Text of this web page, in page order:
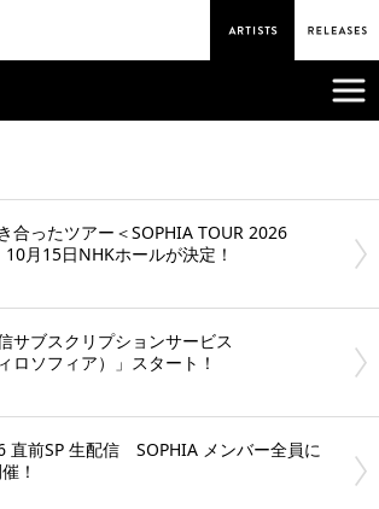
合ったツアー＜SOPHIA TOUR 2026
月15日NHKホールが決定！
サブスクリプションサービス
ロソフィア）」スタート！
直前SP 生配信 SOPHIA メンバー全員に
！